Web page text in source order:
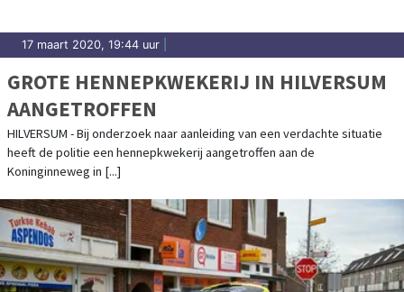
17 maart 2020, 19:44 uur
GROTE HENNEPKWEKERIJ IN HILVERSUM
AANGETROFFEN
HILVERSUM - Bij onderzoek naar aanleiding van een verdachte situatie
heeft de politie een hennepkwekerij aangetroffen aan de
Koninginneweg in [...]